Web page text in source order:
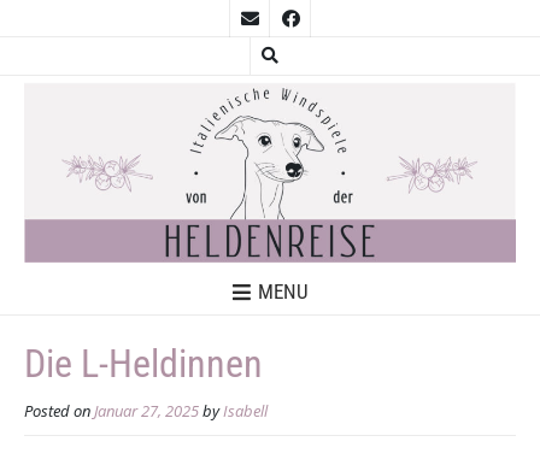
MENU
Die L-Heldinnen
Posted onJanuar 27, 2025byIsabell